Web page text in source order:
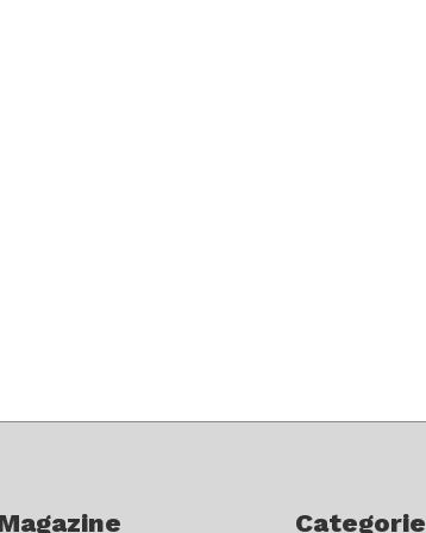
Categorie